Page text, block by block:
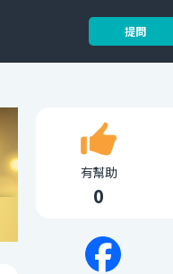
提問
有幫助
0